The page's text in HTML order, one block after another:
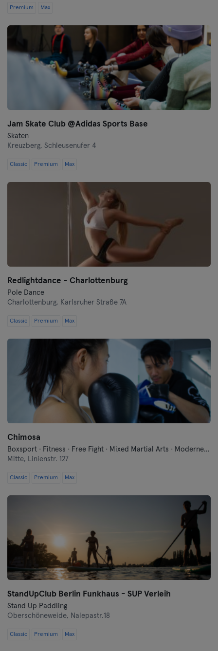
Premium Max
Jam Skate Club @Adidas Sports Base
Skaten
Kreuzberg, Schleusenufer 4
Classic Premium Max
Redlightdance - Charlottenburg
Pole Dance
Charlottenburg, Karlsruher Straße 7A
Classic Premium Max
Chimosa
Boxsport · Fitness · Free Fight · Mixed Martial Arts · Moderne Selbstverteidigung · Qi Gong und Tai Chi · Traditionell-Asiatische Kampfkünste
Mitte, Linienstr. 127
Classic Premium Max
StandUpClub Berlin Funkhaus - SUP Verleih
Stand Up Paddling
Oberschöneweide, Nalepastr.18
Classic Premium Max